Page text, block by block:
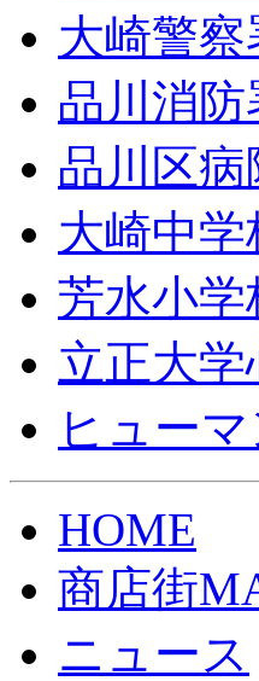
大崎警察
品川消防
品川区病
大崎中学
芳水小学
立正大
ヒュー
HOME
商店街
ニュース